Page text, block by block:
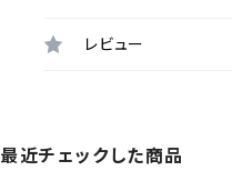
レビュー
最近チェックした商品